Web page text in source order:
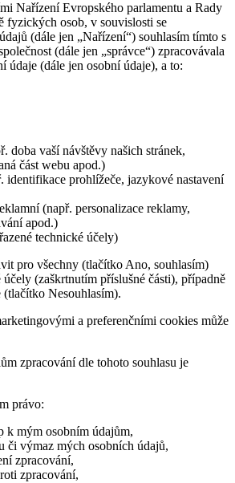
Nařízení Evropského parlamentu a Rady
fyzických osob, v souvislosti se
(dále jen „Nařízení“) souhlasím tímto s
(dále jen „správce“) zpracovávala
údaje (dále jen osobní údaje), a to:
doba vaší návštěvy našich stránek,
část webu apod.)
identifikace prohlížeče, jazykové nastavení
(např. personalizace reklamy,
apod.)
technické účely)
pro všechny (tlačítko Ano, souhlasím)
(zaškrtnutím příslušné části), případně
(tlačítko Nesouhlasím).
a preferenčními cookies může
zpracování dle tohoto souhlasu je
právo:
k mým osobním údajům,
či výmaz mých osobních údajů,
zpracování,
zpracování,